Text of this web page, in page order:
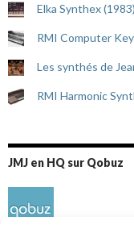
Elka Synthex (1983)
RMI Computer
Les synthés de
RMI Harmonic
JMJ en HQ sur Qobuz